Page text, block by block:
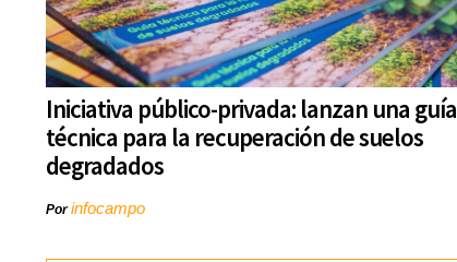
Iniciativa público-privada: lanzan una guía
técnica para la recuperación de suelos
degradados
Porinfocampo